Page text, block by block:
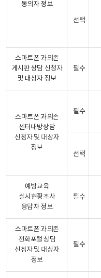
동의자 정보
선택
스마트폰 과의존
게시판 상담 신청자
및 대상자 정보
필수
스마트폰 과의존
센터내방상담
신청자 및 대상자
정보
필수
선택
예방교육
실시현황조사
응답자 정보
필수
스마트폰 과의존
전화포털 상담
신청자 및 대상자
정보
필수